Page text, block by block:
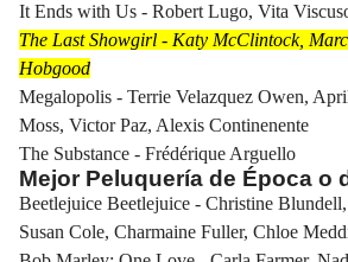
It Ends with Us - Robert Lugo, Vita
The Last Showgirl - Katy McClintock,
Hobgood
Megalopolis - Terrie Velazquez Owen,
Moss, Victor Paz, Alexis Continenente
The Substance - Frédérique Arguello
Mejor Peluquería de Época o
Beetlejuice Beetlejuice - Christine Blundell,
Susan Cole, Charmaine Fuller, Chloe